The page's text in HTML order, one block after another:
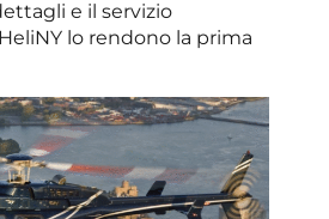
e il servizio
lo rendono la prima